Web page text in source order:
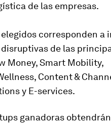
de las empresas.
corresponden a
de las
Money, Smart Mobility,
Content &
y E-services.
ganadoras